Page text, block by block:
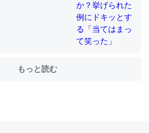
に置いて４年。でたまに覗いてる。ぼ
うかと画策中。あと、Googleマップで
って分かる。
もっと読む